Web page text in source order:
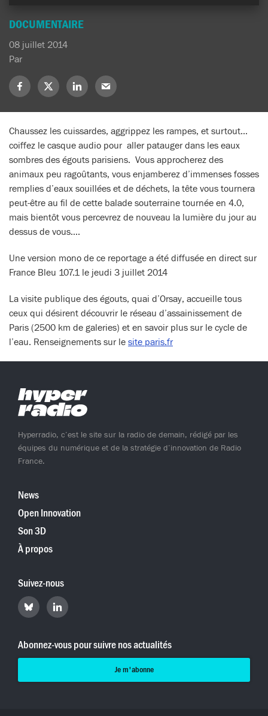
DOCUMENTAIRE
08 juillet 2014
Par
Partagez
sur
Facebook
Partagez
sur
X
(Twitter)
Partagez
sur
LinkedIn
Partagez
sur
Mail
Chaussez les cuissardes, aggrippez les rampes, et surtout…
coiffez le casque audio pour aller patauger dans les eaux
sombres des égouts parisiens. Vous approcherez des
animaux peu ragoûtants, vous enjamberez d’immenses fosses
remplies d’eaux souillées et de déchets, la tête vous tournera
peut-être au fil de cette balade souterraine tournée en 4.0,
mais bientôt vous percevrez de nouveau la lumière du jour au
dessus de vous….
Une version mono de ce reportage a été diffusée en direct sur
France Bleu 107.1 le jeudi 3 juillet 2014
La visite publique des égouts, quai d’Orsay, accueille tous
ceux qui désirent découvrir le réseau d’assainissement de
Paris (2500 km de galeries) et en savoir plus sur le cycle de
l’eau. Renseignements sur le site paris.fr
Hyperradio, c’est le site sur la radio de demain, rédigé par les
équipes du numérique et de la stratégie d’innovation de Radio
France.
News
Open Innovation
Son 3D
À propos
Suivez-nous
Retrouvez
Hyperradio
Bluesky
Retrouvez
Hyperradio
LinkedIn
Abonnez-vous pour suivre nos actualités
Je m'abonne